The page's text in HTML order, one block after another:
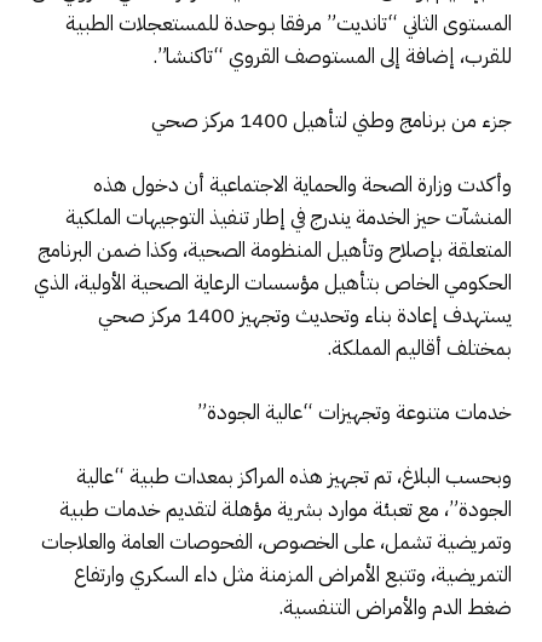
المستوى الثاني “تانديت” مرفقا بـوحدة للمستعجلات الطبية
للقرب، إضافة إلى المستوصف القروي “تاكنشا”.
جزء من برنامج وطني لتأهيل 1400 مركز صحي
وأكدت وزارة الصحة والحماية الاجتماعية أن دخول هذه
المنشآت حيز الخدمة يندرج في إطار تنفيذ التوجيهات الملكية
المتعلقة بإصلاح وتأهيل المنظومة الصحية، وكذا ضمن البرنامج
الحكومي الخاص بتأهيل مؤسسات الرعاية الصحية الأولية، الذي
يستهدف إعادة بناء وتحديث وتجهيز 1400 مركز صحي
بمختلف أقاليم المملكة.
خدمات متنوعة وتجهيزات “عالية الجودة”
وبحسب البلاغ، تم تجهيز هذه المراكز بمعدات طبية “عالية
الجودة”، مع تعبئة موارد بشرية مؤهلة لتقديم خدمات طبية
وتمريضية تشمل، على الخصوص، الفحوصات العامة والعلاجات
التمريضية، وتتبع الأمراض المزمنة مثل داء السكري وارتفاع
ضغط الدم والأمراض التنفسية.